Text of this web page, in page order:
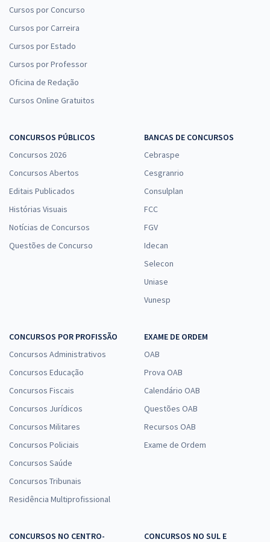
Cursos por Concurso
Cursos por Carreira
Cursos por Estado
Cursos por Professor
Oficina de Redação
Cursos Online Gratuitos
CONCURSOS PÚBLICOS
Concursos 2026
Concursos Abertos
Editais Publicados
Histórias Visuais
Notícias de Concursos
Questões de Concurso
BANCAS DE CONCURSOS
Cebraspe
Cesgranrio
Consulplan
FCC
FGV
Idecan
Selecon
Uniase
Vunesp
CONCURSOS POR PROFISSÃO
Concursos Administrativos
Concursos Educação
Concursos Fiscais
Concursos Jurídicos
Concursos Militares
Concursos Policiais
Concursos Saúde
Concursos Tribunais
Residência Multiprofissional
EXAME DE ORDEM
OAB
Prova OAB
Calendário OAB
Questões OAB
Recursos OAB
Exame de Ordem
CONCURSOS NO CENTRO-
CONCURSOS NO SUL E